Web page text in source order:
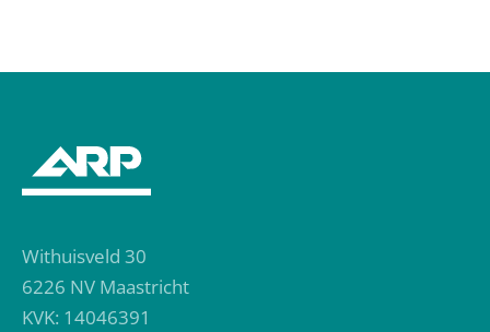
Withuisveld 30
6226 NV Maastricht
KVK: 14046391